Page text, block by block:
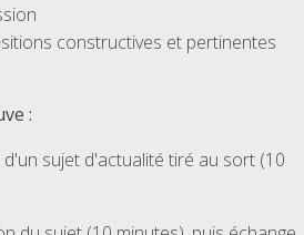
constructives et pertinentes
:
sujet d'actualité tiré au sort (10